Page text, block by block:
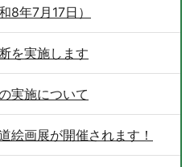
8年7月17日）
を実施します
実施について
絵画展が開催されます！